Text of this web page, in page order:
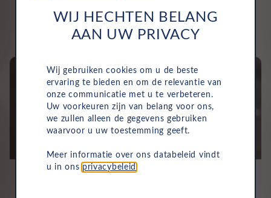
WIJ HECHTEN BELANG
AAN UW PRIVACY
Wij gebruiken cookies om u de beste
ervaring te bieden en om de relevantie van
onze communicatie met u te verbeteren.
Uw voorkeuren zijn van belang voor ons,
we zullen alleen de gegevens gebruiken
waarvoor u uw toestemming geeft.
Meer informatie over ons databeleid vindt
u in ons privacybeleid